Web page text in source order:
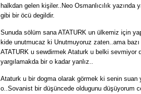
halkdan gelen kişiler..Neo Osmanlıcılık yazında
gibi bir öcü degildir.
Sunuda sölüm sana ATATURK un ülkemiz için
kide unutmucaz ki Unutmuyoruz zaten..ama
ATATURK u sewdirmek Ataturk u belki sevmiyor
yargılamakda bir o kadar yanlız..
Ataturk u bir dogma olarak görmek ki senin suan
o..Sovanist bir düşüncede oldugunu düşüyorum